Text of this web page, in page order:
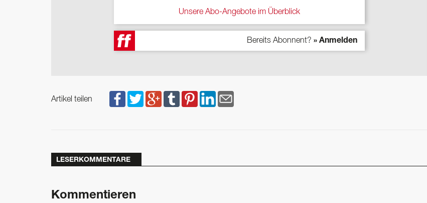
Unsere Abo-Angebote im Überblick
Bereits Abonnent? » Anmelden
Artikel teilen
LESERKOMMENTARE
Kommentieren